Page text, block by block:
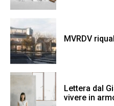
MVRDV
Lettera dal
vivere in